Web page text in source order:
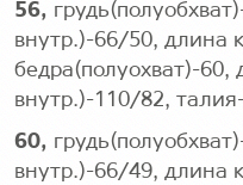
56,
внутр.)-66/50, длина
бедра(полуохват)-
внутр.)-110/82,
60,
внутр.)-66/49, длина